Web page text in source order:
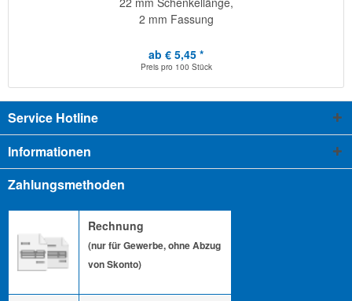
2 mm Fassung
ab € 5,45 *
Preis pro 100 Stück
Service Hotline
Informationen
Zahlungsmethoden
Rechnung
(nur für Gewerbe, ohne Abzug
von Skonto)